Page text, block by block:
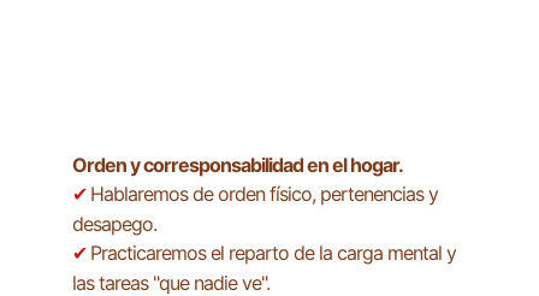
Orden y corresponsabilidad en el hogar.
✔ Hablaremos de orden físico, pertenencias y
desapego.
✔ Practicaremos el reparto de la carga mental y
las tareas "que nadie ve".